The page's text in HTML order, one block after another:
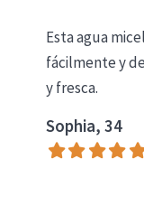
Esta agua
fácilmente y
y fresca.
Sophia, 34